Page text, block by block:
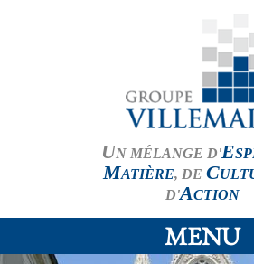
UN MÉLANGE D'E
MATIÈRE, DE C
D'ACTION
MENU